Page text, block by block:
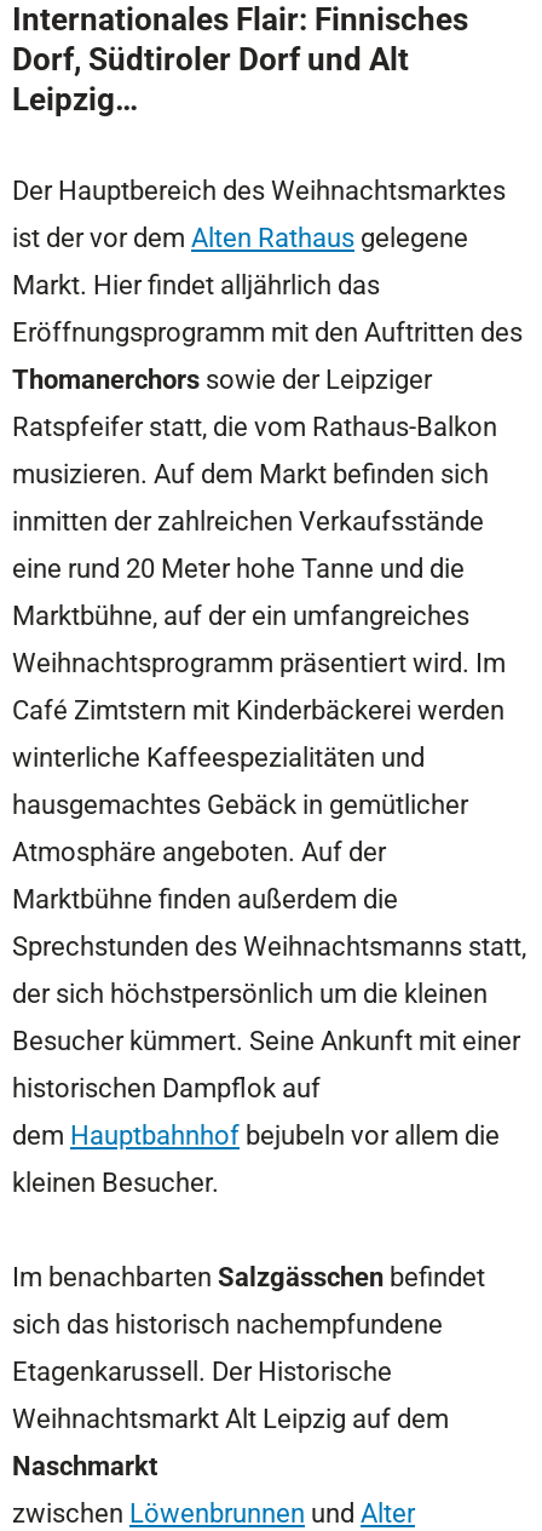
Internationales Flair: Finnisches
Dorf, Südtiroler Dorf und Alt
Leipzig…
Der Hauptbereich des Weihnachtsmarktes
ist der vor dem Alten Rathaus gelegene
Markt. Hier findet alljährlich das
Eröffnungsprogramm mit den Auftritten des
Thomanerchors sowie der Leipziger
Ratspfeifer statt, die vom Rathaus-Balkon
musizieren. Auf dem Markt befinden sich
inmitten der zahlreichen Verkaufsstände
eine rund 20 Meter hohe Tanne und die
Marktbühne, auf der ein umfangreiches
Weihnachtsprogramm präsentiert wird. Im
Café Zimtstern mit Kinderbäckerei werden
winterliche Kaffeespezialitäten und
hausgemachtes Gebäck in gemütlicher
Atmosphäre angeboten. Auf der
Marktbühne finden außerdem die
Sprechstunden des Weihnachtsmanns statt,
der sich höchstpersönlich um die kleinen
Besucher kümmert. Seine Ankunft mit einer
historischen Dampflok auf
dem Hauptbahnhof bejubeln vor allem die
kleinen Besucher.
Im benachbarten Salzgässchen befindet
sich das historisch nachempfundene
Etagenkarussell. Der Historische
Weihnachtsmarkt Alt Leipzig auf dem
Naschmarkt
zwischen Löwenbrunnen und Alter